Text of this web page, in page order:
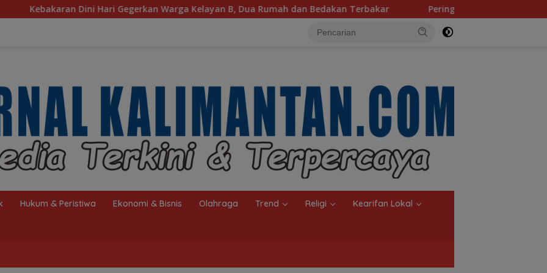
Warga Kelayan B, Dua Rumah dan Bedakan Terbakar Peringati HAN 2026, Pemkab Kotabaru Perkuat Komitmen
Hukum & Peristiwa Ekonomi & Bisnis Olahraga Trend Religi Kearifan Lokal